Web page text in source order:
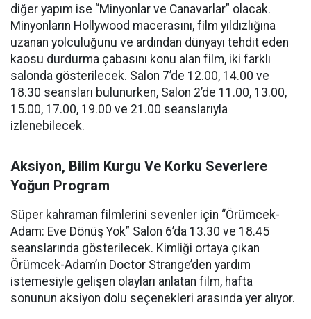
diğer yapım ise “Minyonlar ve Canavarlar” olacak.
Minyonların Hollywood macerasını, film yıldızlığına
uzanan yolculuğunu ve ardından dünyayı tehdit eden
kaosu durdurma çabasını konu alan film, iki farklı
salonda gösterilecek. Salon 7’de 12.00, 14.00 ve
18.30 seansları bulunurken, Salon 2’de 11.00, 13.00,
15.00, 17.00, 19.00 ve 21.00 seanslarıyla
izlenebilecek.
Aksiyon, Bilim Kurgu Ve Korku Severlere
Yoğun Program
Süper kahraman filmlerini sevenler için “Örümcek-
Adam: Eve Dönüş Yok” Salon 6’da 13.30 ve 18.45
seanslarında gösterilecek. Kimliği ortaya çıkan
Örümcek-Adam’ın Doctor Strange’den yardım
istemesiyle gelişen olayları anlatan film, hafta
sonunun aksiyon dolu seçenekleri arasında yer alıyor.